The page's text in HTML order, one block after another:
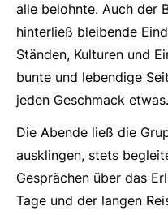
alle belohnte. Auch der
hinterließ bleibende
Ständen, Kulturen und
bunte und lebendige
jeden Geschmack etwas.
Die Abende ließ die
ausklingen, stets
Gesprächen über das
Tage und der langen